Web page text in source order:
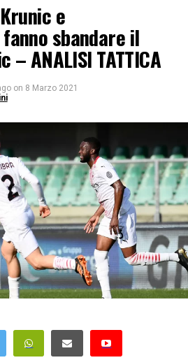
e
sbandare il
– ANALISI TATTICA
on 8 Marzo 2021